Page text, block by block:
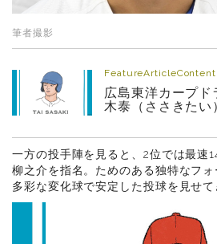
筆者撮影
FeatureArticleContent
広島東洋カープ
木泰（ささきたい
一方の投手陣を見ると、2位では最速
柳之介を指名。ためのある独特なフ
多彩な変化球で安定した投球を見せて